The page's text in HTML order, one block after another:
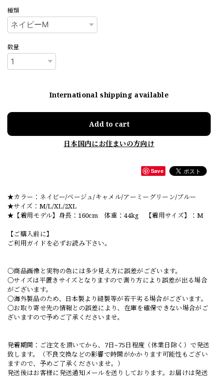
種類
数量
International shipping available
Add to cart
日本国内にお住まいの方向け
Save
★カラー：ネイビー/ベージュ/キャメル/アーミーグリーン/ブルー
★サイズ：M/L/XL/2XL
★【着用モデル】身長：160cm 体重：44kg 【着用サイズ】：M
【ご購入前に】
ご利用ガイドを必ずお読み下さい。
○商品画像と実物の色には多少見え方に誤差がございます。
○サイズは平置きサイズとなりますので測り方により誤差が出る場合
がございます。
○海外製品のため、日本製より縫製等が若干劣る場合がございます。
○お取り寄せ先の情報との誤差により、在庫を確保できない場合がご
ざいますので予めご了承くださいませ。
発着期間：ご注文を頂いてから、7日~75日程度（休業日除く）で発送
致します。（不良交換などの影響で時間がかかります可能性もござい
ますので、予めご了承くださいませ。）
発送後はお客様に発送通知メールを送りしております。お届けは発送